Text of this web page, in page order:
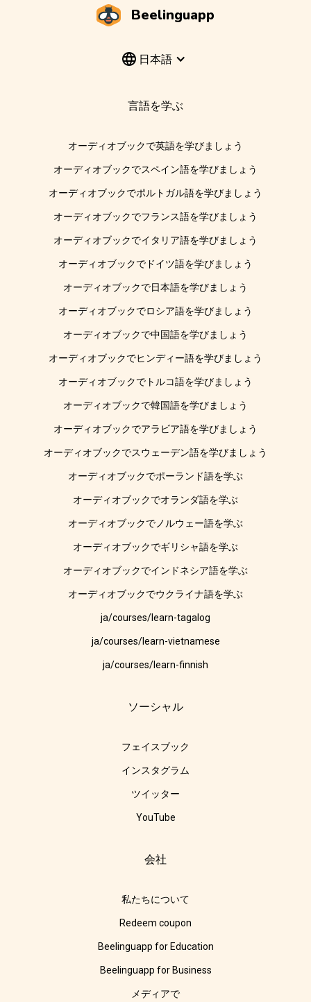
Beelinguapp
日本語
言語を学ぶ
オーディオブックで英語を学びましょう
オーディオブックでスペイン語を学びましょう
オーディオブックでポルトガル語を学びましょう
オーディオブックでフランス語を学びましょう
オーディオブックでイタリア語を学びましょう
オーディオブックでドイツ語を学びましょう
オーディオブックで日本語を学びましょう
オーディオブックでロシア語を学びましょう
オーディオブックで中国語を学びましょう
オーディオブックでヒンディー語を学びましょう
オーディオブックでトルコ語を学びましょう
オーディオブックで韓国語を学びましょう
オーディオブックでアラビア語を学びましょう
オーディオブックでスウェーデン語を学びましょう
オーディオブックでポーランド語を学ぶ
オーディオブックでオランダ語を学ぶ
オーディオブックでノルウェー語を学ぶ
オーディオブックでギリシャ語を学ぶ
オーディオブックでインドネシア語を学ぶ
オーディオブックでウクライナ語を学ぶ
ja/courses/learn-tagalog
ja/courses/learn-vietnamese
ja/courses/learn-finnish
ソーシャル
フェイスブック
インスタグラム
ツイッター
YouTube
会社
私たちについて
Redeem coupon
Beelinguapp for Education
Beelinguapp for Business
メディアで